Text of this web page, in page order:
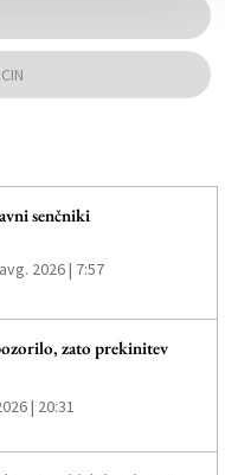
senčniki
2026 | 7:57
zato prekinitev
| 20:31